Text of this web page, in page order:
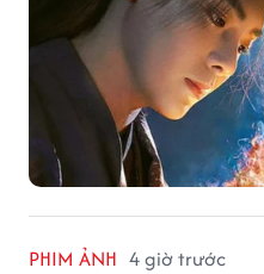
PHIM ẢNH 4 giờ trước